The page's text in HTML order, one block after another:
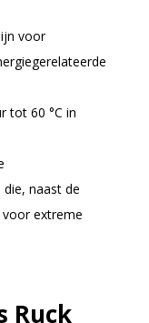
voor
tot 60 °C in
naast de
extreme
Ruck